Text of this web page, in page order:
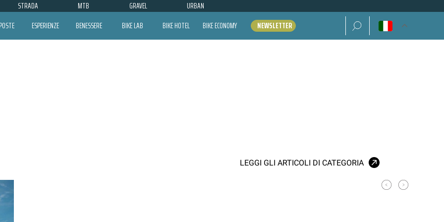
STRADA MTB GRAVEL URBAN
ESPERIENZE BENESSERE BIKE LAB BIKE HOTEL BIKE ECONOMY NEWSLETTER Ricerca per:
LEGGI GLI ARTICOLI DI CATEGORIA